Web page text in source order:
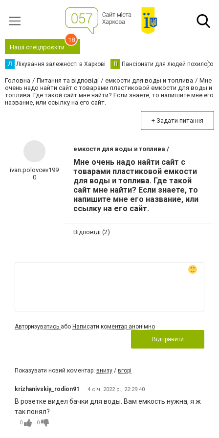
Наші спецпроєкти
18
Л Лікування залежності в Харкові П Пансіонати для людей похилого
Головна Питання та відповіді емкости для воды и топлива
Мне
очень надо найти сайт с товарами пластиковой емкости для воды и
топлива. Где такой сайт мне найти? Если знаете, то напишите мне его
название, или ссылку на его сайт.
+ Задати питання
ivan.polovcev199
0
емкости для воды и топлива /
Мне очень надо найти сайт с
товарами пластиковой емкости
для воды и топлива. Где такой
сайт мне найти? Если знаете, то
напишите мне его название, или
ссылку на его сайт.
Відповіді (2)
Авторизуватись або Написати коментар анонімно
Відправити
Показувати новий коментар: внизу / вгорі
krizhanivskiy_rodion91 4 січ. 2022 р., 22:29:40
В розетке видел бачки для воды. Вам емкость нужна, я ж
так понял?
0 0